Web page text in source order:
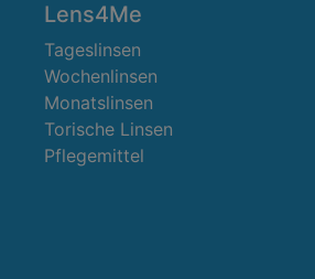
Lens4Me
Tageslinsen
Wochenlinsen
Monatslinsen
Torische Linsen
Pflegemittel